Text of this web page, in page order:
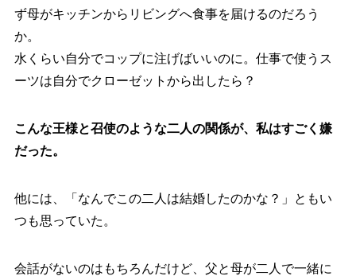
ず母がキッチンからリビングへ食事を届けるのだろう
か。
水くらい自分でコップに注げばいいのに。仕事で使うス
ーツは自分でクローゼットから出したら？
こんな王様と召使のような二人の関係が、私はすごく嫌
だった。
他には、「なんでこの二人は結婚したのかな？」ともい
つも思っていた。
会話がないのはもちろんだけど、父と母が二人で一緒に